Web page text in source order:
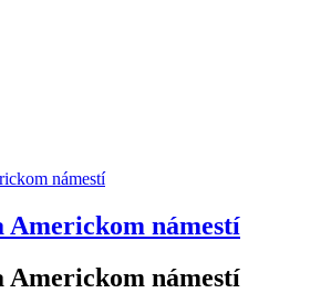
Americkom námestí
Americkom námestí